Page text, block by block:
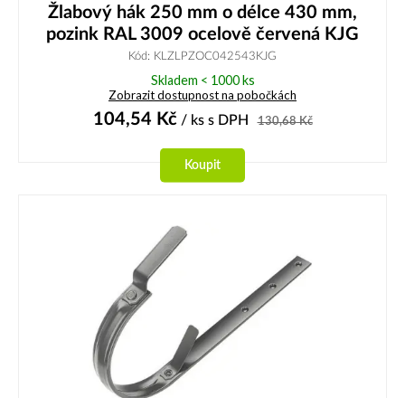
Žlabový hák 250 mm o délce 430 mm,
pozink RAL 3009 ocelově červená KJG
Kód: KLZLPZOC042543KJG
Skladem < 1000 ks
Zobrazit dostupnost na pobočkách
104,54 Kč/ ks s DPH 130,68Kč
Koupit